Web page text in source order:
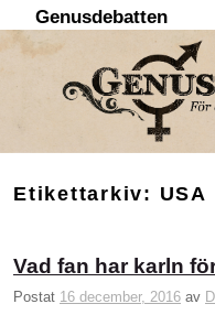
Genusdebatten
Etikettarkiv: USA
Vad fan har karln
Postat 16 december, 2016 av